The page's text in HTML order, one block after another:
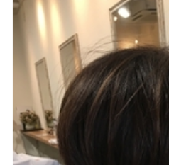
Staff スタッフ
News ニュース
Blog ブログ